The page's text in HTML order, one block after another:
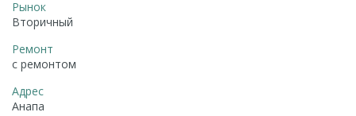
Рынок
Вторичный
Ремонт
с ремонтом
Адрес
Анапа